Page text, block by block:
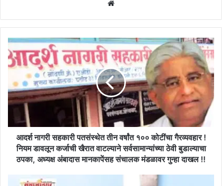
आदर्श
नागरी
सहकारी
पतसंस्थेत
तीन
वर्षांत
१००
गैरव्यवहार
नियम
डावलून
आदर्श नागरी सहकारी पतसंस्थेत तीन वर्षांत १०० कोटींचा गैरव्यवहार !
नियम डावलून कर्जाची खैरात वाटल्याने सर्वसामान्यांच्या ठेवी बुडाल्याचा
ठपका, अध्यक्ष अंबादास मानकापेंसह संचालक मंडळावर गुन्हा दाखल !!
विद्यार्थ्यांच्या